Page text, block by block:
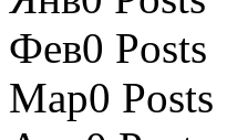
Фев0 Posts
Мар0 Posts